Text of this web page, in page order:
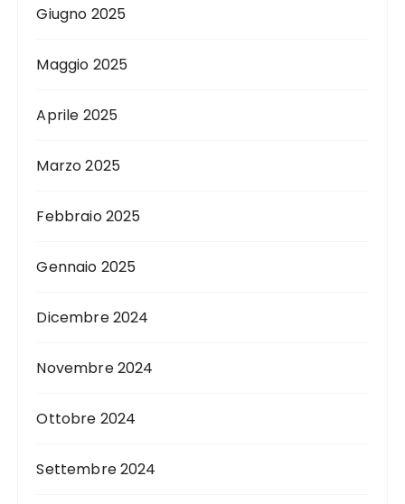
Giugno 2025
Maggio 2025
Aprile 2025
Marzo 2025
Febbraio 2025
Gennaio 2025
Dicembre 2024
Novembre 2024
Ottobre 2024
Settembre 2024